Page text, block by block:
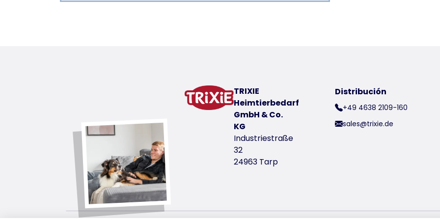
extra cómodo gracias al ancho acolchado de Neopreno
los tirones del perro se amortiguan con la correa expansible
Correa completamente ajustable con lazo de mano, también adecuada para conducir al
elementos reflectantes
correa plana
variante de producto
variante de producto: número único de producto 12767
Medidas
cinturón: 70-130 cm/9 cm, correa: 1,20-1,50 m/25 mm
Perímetro Abdomen
TRIXIE
Heimtierbedarf
GmbH & Co.
KG
Industriestraße
32
24963 Tarp
Distribución
+49 4638 2109-160
sales@trixie.de